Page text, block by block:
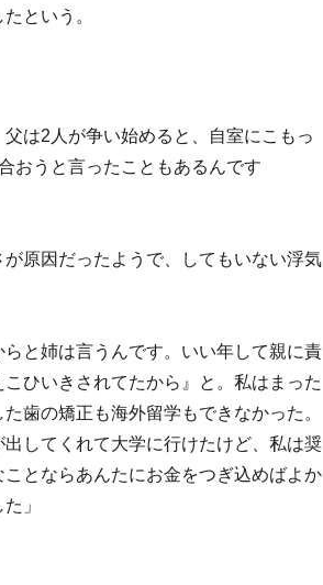
という。
は2人が争い始めると、自室にこもっ
おうと言ったこともあるんです
原因だったようで、してもいない浮気
と姉は言うんです。いい年して親に責
ひいきされてたから』と。私はまった
歯の矯正も海外留学もできなかった。
してくれて大学に行けたけど、私は奨
とならあんたにお金をつぎ込めばよか
」